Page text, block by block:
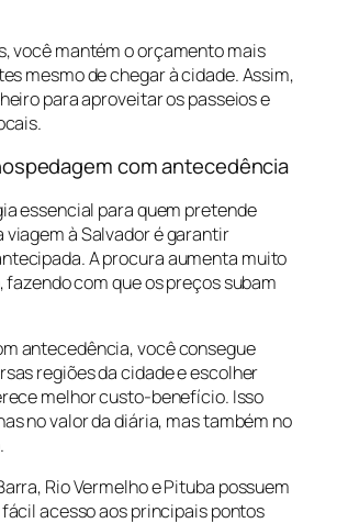
você mantém o orçamento mais
mesmo de chegar à cidade. Assim,
para aproveitar os passeios e
com antecedência
essencial para quem pretende
à Salvador é garantir
A procura aumenta muito
fazendo com que os preços subam
antecedência, você consegue
regiões da cidade e escolher
melhor custo-benefício. Isso
no valor da diária, mas também no
Rio Vermelho e Pituba possuem
acesso aos principais pontos